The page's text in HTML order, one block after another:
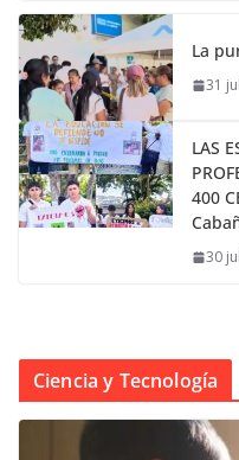
La
31
LAS
400
30
Ciencia y Tecnología